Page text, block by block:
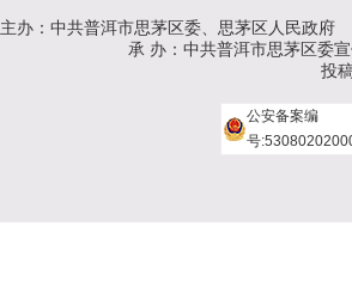
主办：中共普洱市思茅区委、思茅区人民政府
承 办：中共普洱市思茅区委
投
公安备案编
号